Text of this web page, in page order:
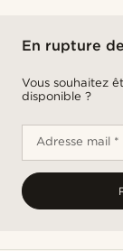
En rupture
Vous souhaitez
disponible ?
Adresse mail *